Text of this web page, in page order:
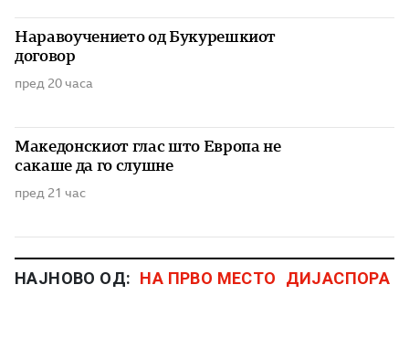
Наравоучението од Букурешкиот
договор
пред 20 часа
Македонскиот глас што Европа не
сакаше да го слушне
пред 21 час
НАЈНОВО ОД: НА ПРВО МЕСТО ДИЈАСПОРА